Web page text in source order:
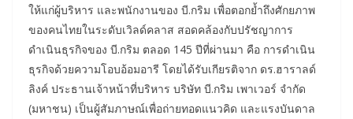
ให้แก่ผู้บริหาร และพนักงานของ บี.กริม เพื่อตอกย้ำถึงศักยภาพ
ของคนไทยในระดับเวิลด์คลาส สอดคล้องกับปรัชญาการ
ดำเนินธุรกิจของ บี.กริม ตลอด 145 ปีที่ผ่านมา คือ การดำเนิน
ธุรกิจด้วยความโอบอ้อมอารี โดยได้รับเกียรติจาก ดร.ฮาราลด์
ลิงค์ ประธานเจ้าหน้าที่บริหาร บริษัท บี.กริม เพาเวอร์ จำกัด
(มหาชน) เป็นผู้สัมภาษณ์เพื่อถ่ายทอดแนวคิด และแรงบันดาล